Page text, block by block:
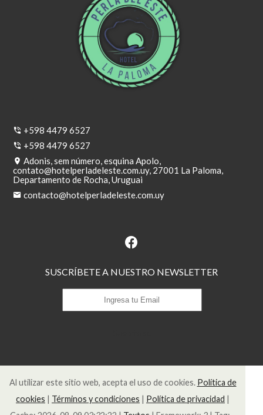
+598 4479 6527
+598 4479 6527
Adonis, sem número, esquina Apolo,
contato@hotelperladeleste.com.uy, 27001 La Paloma,
Departamento de Rocha, Uruguai
contacto@hotelperladeleste.com.uy
SUSCRÍBETE A NUESTRO NEWSLETTER
Al utilizar este sitio web, acepta el uso de cookies. Política de
cookies | Términos y condiciones | Política de privacidad |